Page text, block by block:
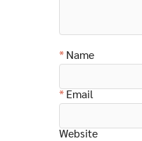
Name
Email
Website